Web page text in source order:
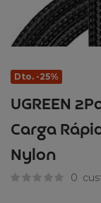
UGREEN
Carga
Nylon
Dto. -25%
0